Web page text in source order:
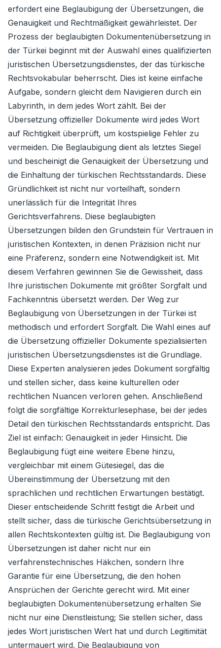
erfordert eine Beglaubigung der Übersetzungen, die
Genauigkeit und Rechtmäßigkeit gewährleistet. Der
Prozess der beglaubigten Dokumentenübersetzung in
der Türkei beginnt mit der Auswahl eines qualifizierten
juristischen Übersetzungsdienstes, der das türkische
Rechtsvokabular beherrscht. Dies ist keine einfache
Aufgabe, sondern gleicht dem Navigieren durch ein
Labyrinth, in dem jedes Wort zählt. Bei der
Übersetzung offizieller Dokumente wird jedes Wort
auf Richtigkeit überprüft, um kostspielige Fehler zu
vermeiden. Die Beglaubigung dient als letztes Siegel
und bescheinigt die Genauigkeit der Übersetzung und
die Einhaltung der türkischen Rechtsstandards. Diese
Gründlichkeit ist nicht nur vorteilhaft, sondern
unerlässlich für die Integrität Ihres
Gerichtsverfahrens. Diese beglaubigten
Übersetzungen bilden den Grundstein für Vertrauen in
juristischen Kontexten, in denen Präzision nicht nur
eine Präferenz, sondern eine Notwendigkeit ist. Mit
diesem Verfahren gewinnen Sie die Gewissheit, dass
Ihre juristischen Dokumente mit größter Sorgfalt und
Fachkenntnis übersetzt werden. Der Weg zur
Beglaubigung von Übersetzungen in der Türkei ist
methodisch und erfordert Sorgfalt. Die Wahl eines auf
die Übersetzung offizieller Dokumente spezialisierten
juristischen Übersetzungsdienstes ist die Grundlage.
Diese Experten analysieren jedes Dokument sorgfältig
und stellen sicher, dass keine kulturellen oder
rechtlichen Nuancen verloren gehen. Anschließend
folgt die sorgfältige Korrekturlesephase, bei der jedes
Detail den türkischen Rechtsstandards entspricht. Das
Ziel ist einfach: Genauigkeit in jeder Hinsicht. Die
Beglaubigung fügt eine weitere Ebene hinzu,
vergleichbar mit einem Gütesiegel, das die
Übereinstimmung der Übersetzung mit den
sprachlichen und rechtlichen Erwartungen bestätigt.
Dieser entscheidende Schritt festigt die Arbeit und
stellt sicher, dass die türkische Gerichtsübersetzung in
allen Rechtskontexten gültig ist. Die Beglaubigung von
Übersetzungen ist daher nicht nur ein
verfahrenstechnisches Häkchen, sondern Ihre
Garantie für eine Übersetzung, die den hohen
Ansprüchen der Gerichte gerecht wird. Mit einer
beglaubigten Dokumentenübersetzung erhalten Sie
nicht nur eine Dienstleistung; Sie stellen sicher, dass
jedes Wort juristischen Wert hat und durch Legitimität
untermauert wird. Die Beglaubigung von